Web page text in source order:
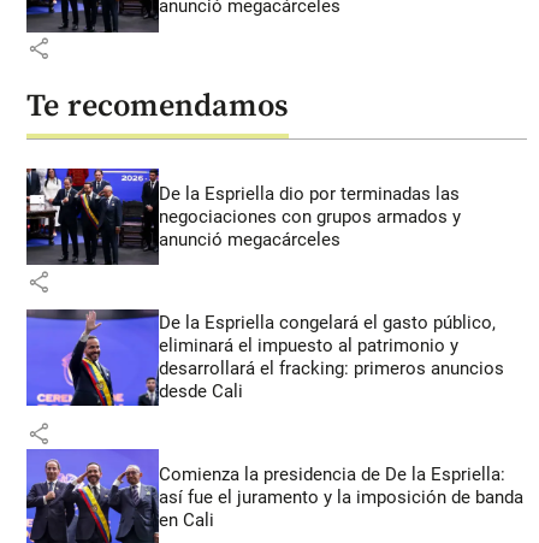
anunció megacárceles
share
Te recomendamos
De la Espriella dio por terminadas las
negociaciones con grupos armados y
anunció megacárceles
share
De la Espriella congelará el gasto público,
eliminará el impuesto al patrimonio y
desarrollará el fracking: primeros anuncios
desde Cali
share
Comienza la presidencia de De la Espriella:
así fue el juramento y la imposición de banda
en Cali